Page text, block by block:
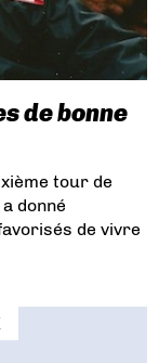
de bonne
tour de
donné
de vivre